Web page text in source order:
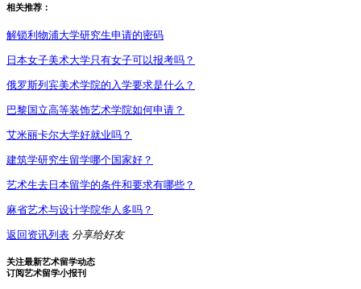
相关推荐：
解锁利物浦大学研究生申请的密码
日本女子美术大学只有女子可以报考吗？
俄罗斯列宾美术学院的入学要求是什么？
巴黎国立高等装饰艺术学院如何申请？
艾米丽卡尔大学好就业吗？
建筑学研究生留学哪个国家好？
艺术生去日本留学的条件和要求有哪些？
麻省艺术与设计学院华人多吗？
返回资讯列表 分享给好友
关注最新艺术留学动态
订阅艺术留学小报刊